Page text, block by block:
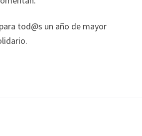
tod@s un año de mayor